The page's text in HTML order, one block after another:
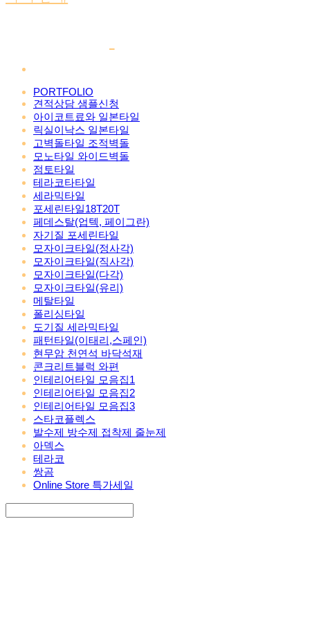
PORTFOLIO
견적상담 샘플신청
아이코트료와 일본타일
릭실이낙스 일본타일
고벽돌타일 조적벽돌
모노타일 와이드벽돌
점토타일
테라코타타일
세라믹타일
포세린타일18T20T
페데스탈(업텍, 페이그란)
자기질 포세린타일
모자이크타일(정사각)
모자이크타일(직사각)
모자이크타일(다각)
모자이크타일(유리)
메탈타일
폴리싱타일
도기질 세라믹타일
패턴타일(이태리,스페인)
현무암 천연석 바닥석재
콘크리트블럭 와편
인테리어타일 모음집1
인테리어타일 모음집2
인테리어타일 모음집3
스타코플렉스
발수제 방수제 접착제 줄눈제
아덱스
테라코
쌍곰
Online Store 특가세일